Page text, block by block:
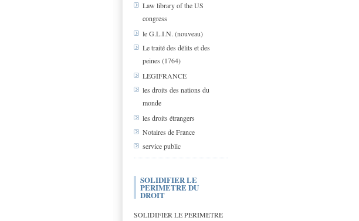
Law library of the US
congress
le G.L.I.N. (nouveau)
Le traité des délits et des
peines (1764)
LEGIFRANCE
les droits des nations du
monde
les droits étrangers
Notaires de France
service public
SOLIDIFIER LE
PERIMETRE DU
DROIT
SOLIDIFIER LE PERIMETRE